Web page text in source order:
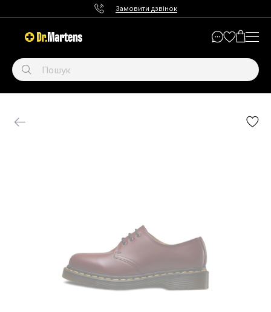
Замовити дзвінок